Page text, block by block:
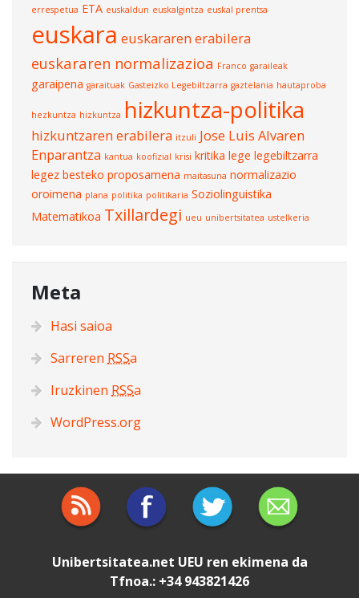
errespetua ETA euskaldun euskalgintza euskal prentsa
euskara euskararen erabilera
euskararen normalizazioa Franco garaileak
garaipena garaituak Gasteizko Legebiltzarra gaztelania hautaproba
hezkuntza hizkuntza hizkuntza-politika
hizkuntzaren erabilera itzuli Jose Luis Alvaren
Enparantza kantua koofizial krisi kritika lege legebiltzarra
legez besteko proposamena maitasuna normalizazio
oroimena plana politika politikaria Soziolinguistika
Matematikoa Txillardegi ueu unibertsitatea ustelkeria
Meta
Hasi saioa
Sarreren RSSa
Iruzkinen RSSa
WordPress.org
Unibertsitatea.net UEU ren ekimena da
Tfnoa.: +34 943821426